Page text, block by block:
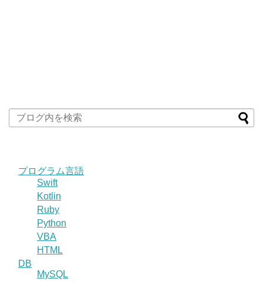
プログラム言語
Swift
Kotlin
Ruby
Python
VBA
HTML
DB
MySQL